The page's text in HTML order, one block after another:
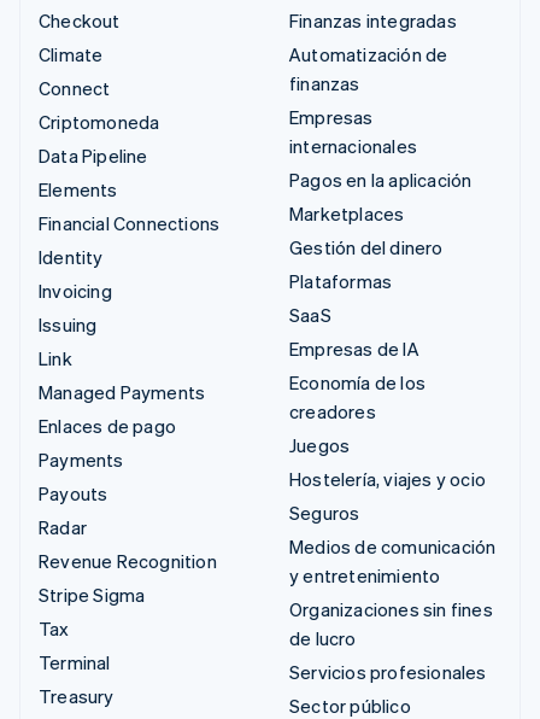
Checkout
Climate
Connect
Criptomoneda
Data Pipeline
Elements
Financial Connections
Identity
Invoicing
Issuing
Link
Managed Payments
Enlaces de pago
Payments
Payouts
Radar
Revenue Recognition
Stripe Sigma
Tax
Terminal
Treasury
Finanzas integradas
Automatización de
finanzas
Empresas
internacionales
Pagos en la aplicación
Marketplaces
Gestión del dinero
Plataformas
SaaS
Empresas de IA
Economía de los
creadores
Juegos
Hostelería, viajes y ocio
Seguros
Medios de comunicación
y entretenimiento
Organizaciones sin fines
de lucro
Servicios profesionales
Sector público